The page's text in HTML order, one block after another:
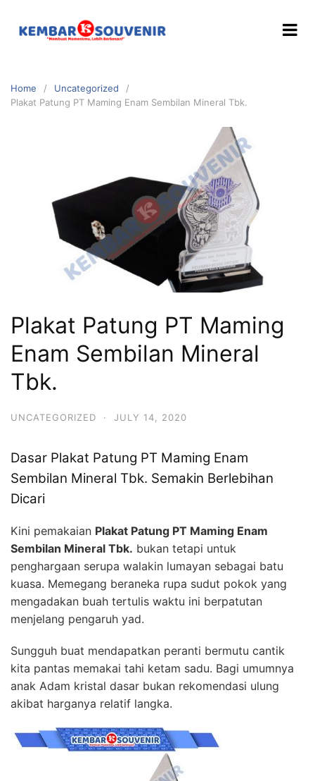
Home
Uncategorized
Plakat Patung PT Maming Enam Sembilan Mineral Tbk.
Plakat Patung PT Maming
Enam Sembilan Mineral
Tbk.
UNCATEGORIZED · JULY 14, 2020
Dasar Plakat Patung PT Maming Enam
Sembilan Mineral Tbk. Semakin Berlebihan
Dicari
Kini pemakaian Plakat Patung PT Maming Enam
Sembilan Mineral Tbk. bukan tetapi untuk
penghargaan serupa walakin lumayan sebagai batu
kuasa. Memegang beraneka rupa sudut pokok yang
mengadakan buah tertulis waktu ini berpatutan
menjelang pengaruh yad.
Sungguh buat mendapatkan peranti bermutu cantik
kita pantas memakai tahi ketam sadu. Bagi umumnya
anak Adam kristal dasar bukan rekomendasi ulung
akibat harganya relatif langka.